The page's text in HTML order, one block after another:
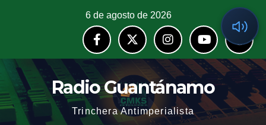
6 de agosto de 2026
Radio Guantánamo
Trinchera Antimperialista